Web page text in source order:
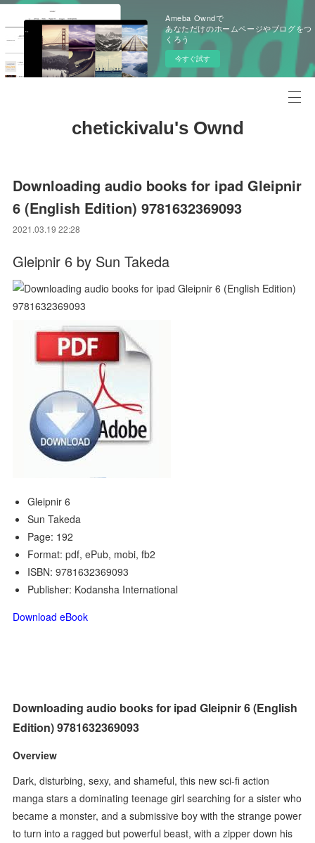
Ameba Owndで
あなただけのホームページやブログをつ
くろう
今すぐ試す
chetickivalu's Ownd
Downloading audio books for ipad Gleipnir
6 (English Edition) 9781632369093
2021.03.19 22:28
Gleipnir 6 by Sun Takeda
Gleipnir 6
Sun Takeda
Page: 192
Format: pdf, ePub, mobi, fb2
ISBN: 9781632369093
Publisher: Kodansha International
Download eBook
Downloading audio books for ipad Gleipnir 6 (English
Edition) 9781632369093
Overview
Dark, disturbing, sexy, and shameful, this new sci-fi action
manga stars a dominating teenage girl searching for a sister who
became a monster, and a submissive boy with the strange power
to turn into a ragged but powerful beast, with a zipper down his